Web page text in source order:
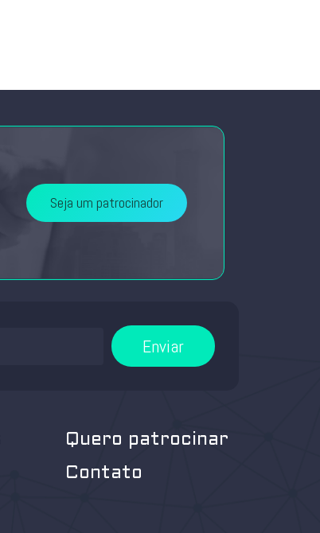
Seja um patrocinador
Enviar
Quero patrocinar
Contato